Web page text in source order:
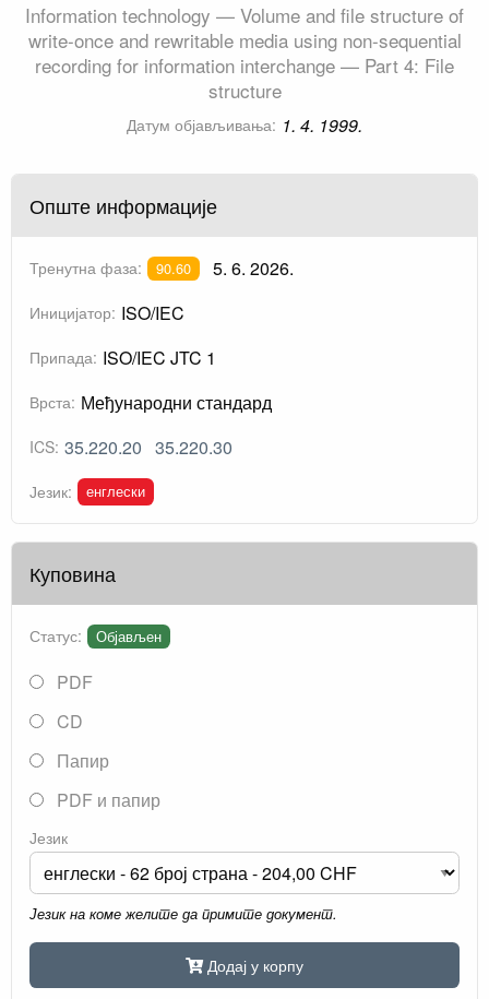
Information technology — Volume and file structure of
write-once and rewritable media using non-sequential
recording for information interchange — Part 4: File
structure
Датум објављивања: 1. 4. 1999.
Опште информације
Тренутна фаза: 90.60 5. 6. 2026.
Иницијатор: ISO/IEC
Припада: ISO/IEC JTC 1
Врста: Међународни стандард
ICS: 35.220.20 35.220.30
Језик: енглески
Куповина
Статус: Објављен
PDF
CD
Папир
PDF и папир
Језик
Језик на коме желите да примите документ.
Додај у корпу